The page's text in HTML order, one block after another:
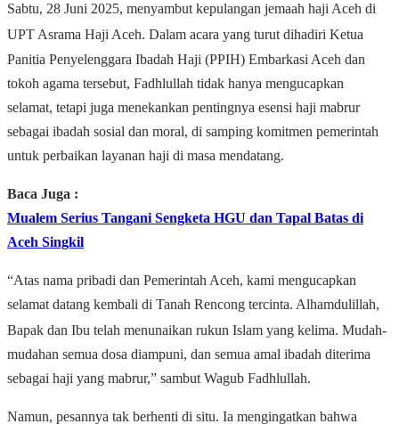
Sabtu, 28 Juni 2025, menyambut kepulangan jemaah haji Aceh di
UPT Asrama Haji Aceh. Dalam acara yang turut dihadiri Ketua
Panitia Penyelenggara Ibadah Haji (PPIH) Embarkasi Aceh dan
tokoh agama tersebut, Fadhlullah tidak hanya mengucapkan
selamat, tetapi juga menekankan pentingnya esensi haji mabrur
sebagai ibadah sosial dan moral, di samping komitmen pemerintah
untuk perbaikan layanan haji di masa mendatang.
Baca Juga :
Mualem Serius Tangani Sengketa HGU dan Tapal Batas di
Aceh Singkil
“Atas nama pribadi dan Pemerintah Aceh, kami mengucapkan
selamat datang kembali di Tanah Rencong tercinta. Alhamdulillah,
Bapak dan Ibu telah menunaikan rukun Islam yang kelima. Mudah-
mudahan semua dosa diampuni, dan semua amal ibadah diterima
sebagai haji yang mabrur,” sambut Wagub Fadhlullah.
Namun, pesannya tak berhenti di situ. Ia mengingatkan bahwa